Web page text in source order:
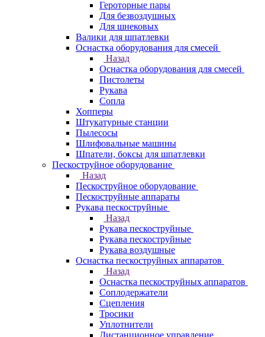
Героторные пары
Для безвоздушных
Для шнековых
Валики для шпатлевки
Оснастка оборудования для смесей
Назад
Оснастка оборудования для смесей
Пистолеты
Рукава
Сопла
Хопперы
Штукатурные станции
Пылесосы
Шлифовальные машины
Шпатели, боксы для шпатлевки
Пескоструйное оборудование
Назад
Пескоструйное оборудование
Пескоструйные аппараты
Рукава пескоструйные
Назад
Рукава пескоструйные
Рукава пескоструйные
Рукава воздушные
Оснастка пескоструйных аппаратов
Назад
Оснастка пескоструйных аппаратов
Соплодержатели
Сцепления
Тросики
Уплотнители
Дистанционное управление